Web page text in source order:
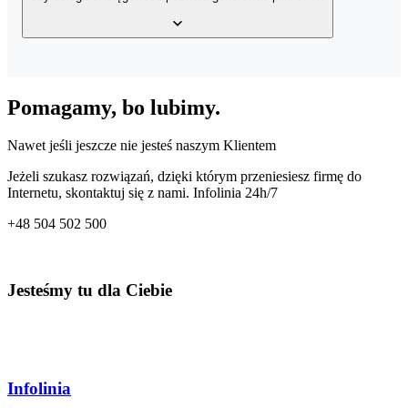
Twoim magazynie z dowolnego miejsca o dowolnej porze.
JPK_KPiR. Dzięki temu co miesiąc przygotujesz odpowiedni plik
Pomagamy, bo lubimy.
Nawet jeśli jeszcze nie jesteś naszym Klientem
Jeżeli szukasz rozwiązań, dzięki którym przeniesiesz firmę do
Internetu, skontaktuj się z nami. Infolinia 24h/7
+48 504 502 500
Jesteśmy tu dla Ciebie
Infolinia